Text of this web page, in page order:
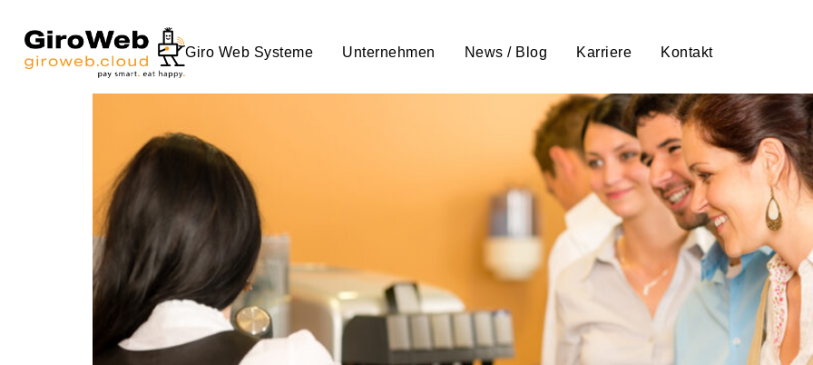
Giro Web Systeme Unternehmen News / Blog Karriere Kontakt
Snack ohne Stau – Wie modernes